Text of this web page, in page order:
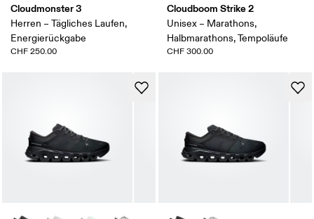
Cloudmonster 3
Herren – Tägliches Laufen,
Energierückgabe
CHF 250.00
Cloudboom Strike 2
Unisex – Marathons,
Halbmarathons, Tempoläufe
CHF 300.00